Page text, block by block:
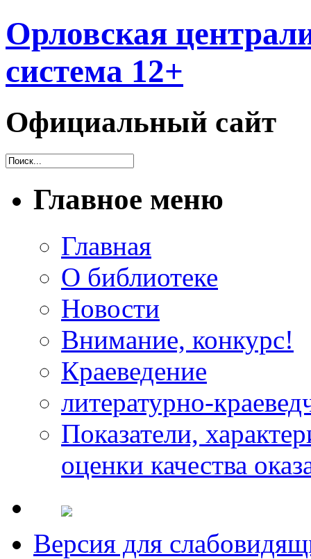
Орловская
система 12+
Официальный сайт
Главное меню
Главная
О библиотеке
Новости
Внимание, конкурс!
Краеведение
литературно-
Показатели,
оценки качества
Версия для